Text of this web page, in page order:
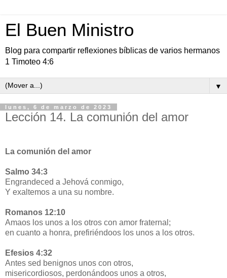
El Buen Ministro
Blog para compartir reflexiones bíblicas de varios hermanos
1 Timoteo 4:6
▼
lunes, 6 de marzo de 2023
Lección 14. La comunión del amor
La comunión del amor
Salmo 34:3
Engrandeced a Jehová conmigo,
Y exaltemos a una su nombre.
Romanos 12:10
Amaos los unos a los otros con amor fraternal;
en cuanto a honra, prefiriéndoos los unos a los otros.
Efesios 4:32
Antes sed benignos unos con otros,
misericordiosos, perdonándoos unos a otros,